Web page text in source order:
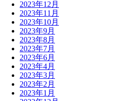
2023年12月
2023年11月
2023年10月
2023年9月
2023年8月
2023年7月
2023年6月
2023年4月
2023年3月
2023年2月
2023年1月